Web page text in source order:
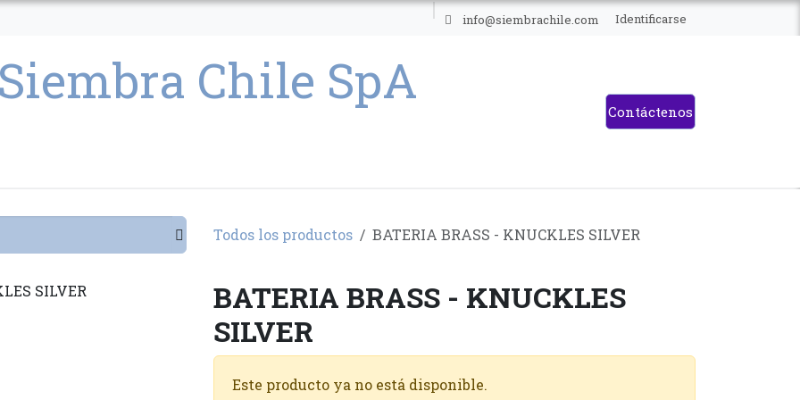
info@siembrachile.com Identificarse
Contáctenos
Todos los productos BATERIA BRASS - KNUCKLES SILVER
BATERIA BRASS - KNUCKLES
SILVER
Este producto ya no está disponible.